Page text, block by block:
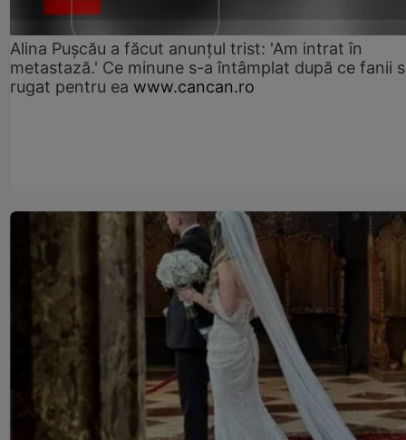
Alina Pușcău a făcut anunțul trist: 'Am intrat în
metastază.' Ce minune s-a întâmplat după ce fanii
rugat pentru ea www.cancan.ro